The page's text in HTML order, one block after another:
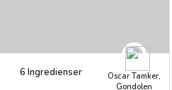
6 Ingredienser
Oscar Tamker,
Gondolen